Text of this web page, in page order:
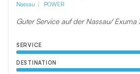
Nassau
POWER
Guter Service auf der Nassau/ Exuma
SERVICE
DESTINATION